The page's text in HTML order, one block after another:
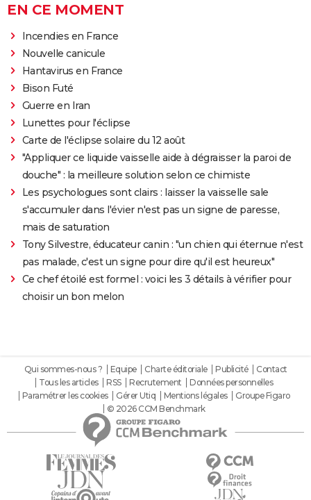
EN CE MOMENT
Incendies en France
Nouvelle canicule
Hantavirus en France
Bison Futé
Guerre en Iran
Lunettes pour l'éclipse
Carte de l'éclipse solaire du 12 août
"Appliquer ce liquide vaisselle aide à dégraisser la paroi de
douche" : la meilleure solution selon ce chimiste
Les psychologues sont clairs : laisser la vaisselle sale
s'accumuler dans l'évier n'est pas un signe de paresse,
mais de saturation
Tony Silvestre, éducateur canin : "un chien qui éternue n'est
pas malade, c'est un signe pour dire qu'il est heureux"
Ce chef étoilé est formel : voici les 3 détails à vérifier pour
choisir un bon melon
Qui sommes-nous ? Equipe Charte éditoriale Publicité
Contact
Tous les articles
RSS Recrutement
Données personnelles
Paramétrer les cookies
Gérer Utiq Mentions légales
Groupe Figaro
© 2026 CCM Benchmark